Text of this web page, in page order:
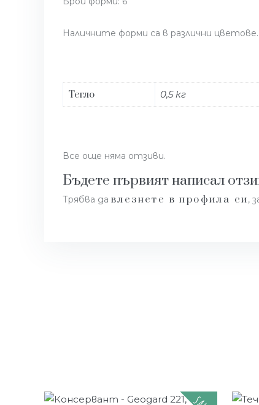
Наличните форми са в различни цветове.
Тегло 0,5 кг
Все още няма отзиви.
Бъдете първият написал
Трябва да влезнете в профила си,